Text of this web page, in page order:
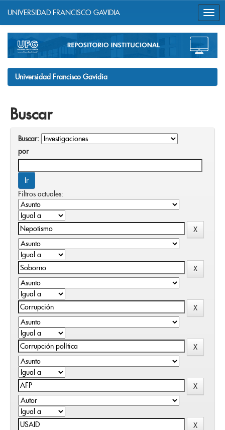
navigation
UNIVERSIDAD FRANCISCO GAVIDIA
Universidad Francisco Gavidia
Buscar
Buscar:
por
Filtros actuales: